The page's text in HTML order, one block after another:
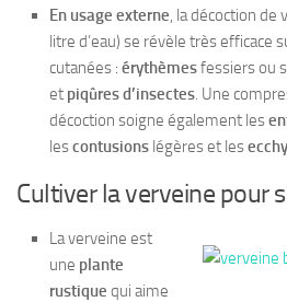
En usage externe, la décoction de
litre d’eau) se révèle très efficace
cutanées : érythèmesfessiers ou
et piqûres d’insectes. Une
décoction soigne également les
lescontusions légères et les
Cultiver la verveine pour
La verveine est
une plante
rustique qui aime